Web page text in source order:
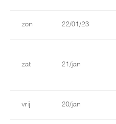
zon 22/01/23
zat 21/jan
vrij 20/jan